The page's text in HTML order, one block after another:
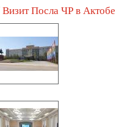
Посла ЧР в Актобе